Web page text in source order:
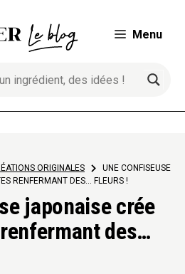
Menu
ORIGINALES >
UNE CONFISEUSE
RENFERMANT DES… FLEURS !
japonaise crée
des…